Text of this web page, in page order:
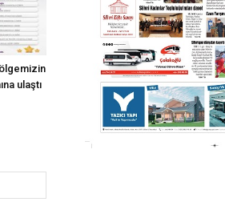
ulaştı